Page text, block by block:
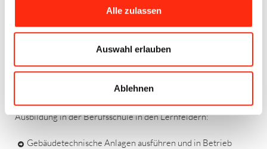
Alle zulassen
Auswahl erlauben
Ablehnen
Vertiefen der Kenntnisse aus den beiden ersten
Einsatzgebiet
3. Ausbildungsjahr
Ausbildung in der Berufsschule in den Lernfeldern:
Gebäudetechnische Anlagen ausführen und in Betrieb